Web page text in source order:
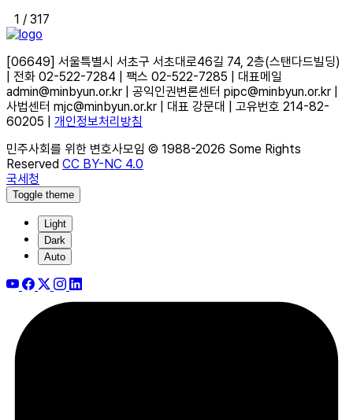
1 / 317
[06649] 서울특별시 서초구 서초대로46길 74, 2층(스탠다드빌딩)
| 전화 02-522-7284 | 팩스 02-522-7285 | 대표메일
admin@minbyun.or.kr | 공익인권변론센터 pipc@minbyun.or.kr |
사법센터 mjc@minbyun.or.kr | 대표 강문대 | 고유번호 214-82-
60205 | 개인정보처리방침
민주사회를 위한 변호사모임 © 1988-2026 Some Rights
Reserved CC BY-NC 4.0
국세청
Toggle theme
Light
Dark
Auto